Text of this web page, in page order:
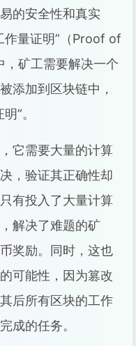
的安全性和真实
作量证明”（Proof of
矿工需要解决一个
添加到区块链中，
”。
它需要大量的计算
，验证其正确性却
有投入了大量计算
解决了难题的矿
奖励。同时，这也
可能性，因为篡改
后所有区块的工作
成的任务。